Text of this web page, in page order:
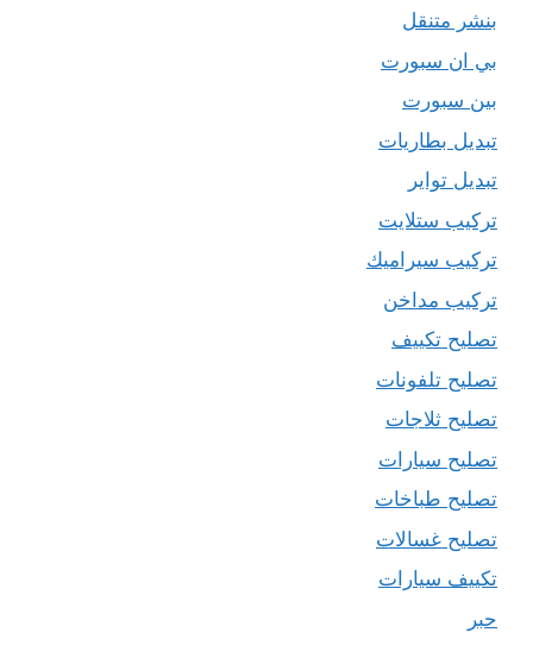
بنشر متنقل
بي ان سبورت
بين سبورت
تبديل بطاريات
تبديل تواير
تركيب ستلايت
تركيب سيراميك
تركيب مداخن
تصليح تكييف
تصليح تلفونات
تصليح ثلاجات
تصليح سيارات
تصليح طباخات
تصليح غسالات
تكييف سيارات
حبر